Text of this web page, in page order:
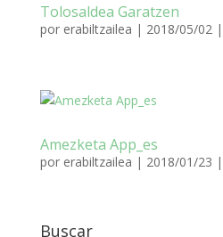
Tolosaldea Garatzen
por erabiltzailea | 2018/05/02 |
Amezketa App_es
por erabiltzailea | 2018/01/23 |
Buscar